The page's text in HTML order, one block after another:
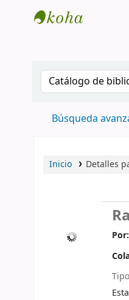
Biblioteca
Buscar en el
Búsqueda
Inicio Detalles
Por: